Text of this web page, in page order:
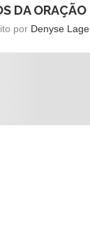
DA
por Denyse